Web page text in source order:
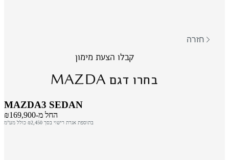
חזרה
קבלו הצעת מימון
בחרו דגםMAZDA
MAZDA3 SEDAN
החל מ-₪169,900
בתוספת אגרת רישוי בסך ₪2,450 כולל מע"מ